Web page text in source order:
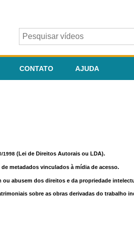
CONTATO AJUDA
1998 (Lei de Direitos Autorais ou LDA).
metadados vinculados à mídia de acesso.
abusem dos direitos e da propriedade
sobre as obras derivadas do trabalho